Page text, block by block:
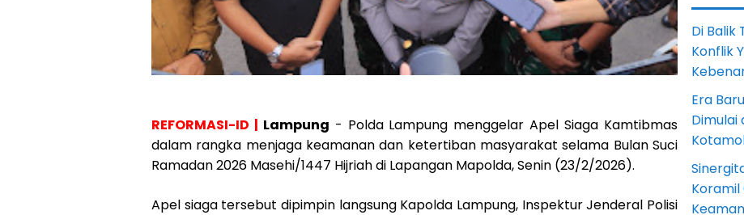
REFORMASI-ID | Lampung - Polda Lampung menggelar Apel Siaga Kamtibmas
dalam rangka menjaga keamanan dan ketertiban masyarakat selama Bulan Suci
Ramadan 2026 Masehi/1447 Hijriah di Lapangan Mapolda, Senin (23/2/2026).
Apel siaga tersebut dipimpin langsung Kapolda Lampung, Inspektur Jenderal Polisi
Di Balik
Konflik
Era
Dimulai